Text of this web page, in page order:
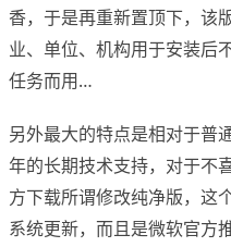
香，于是再重新置顶下，该
业、单位、机构用于安装后
任务而用…
另外最大的特点是相对于普
年的长期技术支持，对于不
方下载所谓修改纯净版，这
系统更新，而且是微软官方